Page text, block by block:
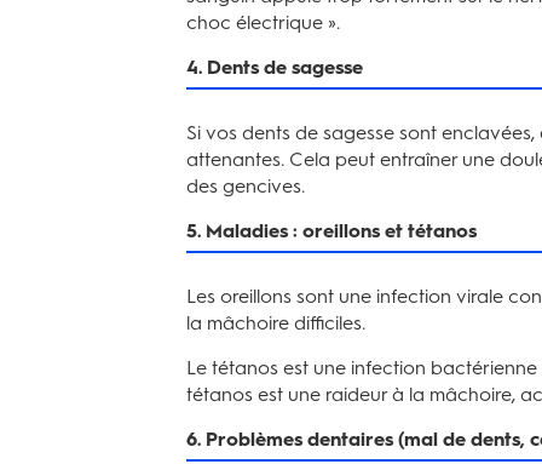
choc électrique ».
4. Dents de sagesse
Si vos dents de sagesse sont
attenantes. Cela peut entraîner une
des gencives.
5. Maladies : oreillons et tétanos
Les oreillons sont une infection virale
la mâchoire difficiles.
Le tétanos est une infection
tétanos est une raideur à la mâchoire,
6. Problèmes dentaires (mal de dents,